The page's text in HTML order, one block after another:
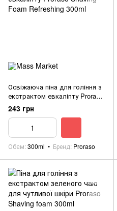
Освіжаюча піна для гоління з
екстрактом евкаліпту Proraso
Shaving Foam Refreshing 300ml
243 грн
Обєм 300ml Бренд Proraso